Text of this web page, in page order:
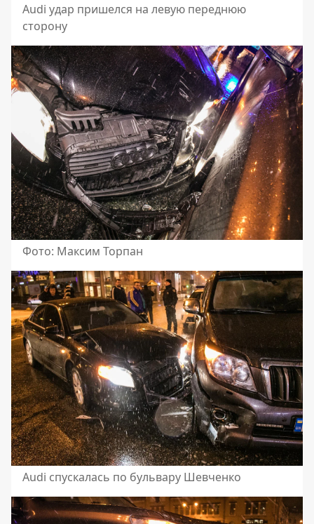
Audi удар пришелся на левую переднюю
сторону
Фото: Максим Торпан
Audi спускалась по бульвару Шевченко